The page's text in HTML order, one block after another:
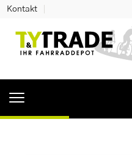
Kontakt